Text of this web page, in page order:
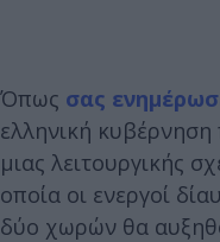
Όπως σας
ελληνική
μιας λειτουργικής
οποία οι ενεργοί
δύο χωρών θα